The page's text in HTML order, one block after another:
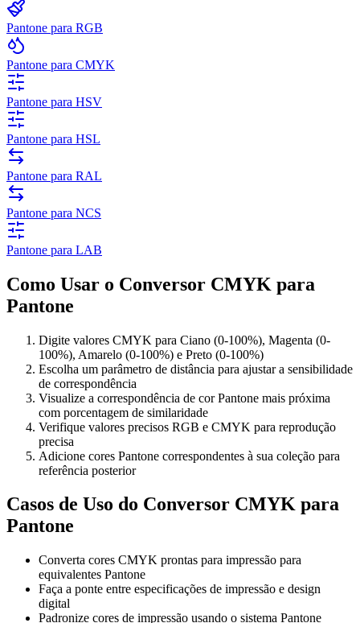
Pantone para RGB
Pantone para CMYK
Pantone para HSV
Pantone para HSL
Pantone para RAL
Pantone para NCS
Pantone para LAB
Como Usar o Conversor CMYK para
Pantone
Digite valores CMYK para Ciano (0-100%), Magenta (0-
100%), Amarelo (0-100%) e Preto (0-100%)
Escolha um parâmetro de distância para ajustar a sensibilidade
de correspondência
Visualize a correspondência de cor Pantone mais próxima
com porcentagem de similaridade
Verifique valores precisos RGB e CMYK para reprodução
precisa
Adicione cores Pantone correspondentes à sua coleção para
referência posterior
Casos de Uso do Conversor CMYK para
Pantone
Converta cores CMYK prontas para impressão para
equivalentes Pantone
Faça a ponte entre especificações de impressão e design
digital
Padronize cores de impressão usando o sistema Pantone